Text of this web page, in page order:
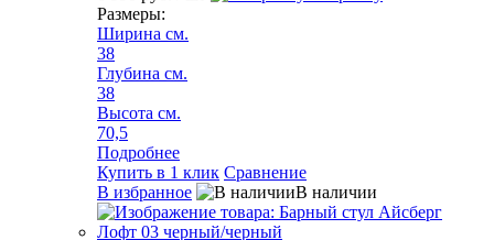
Размеры:
Ширина см.
38
Глубина см.
38
Высота см.
70,5
Подробнее
Купить в 1 клик Сравнение
В избранное
В наличии